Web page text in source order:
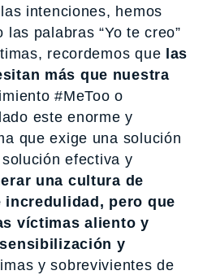
intenciones, hemos
palabras “Yo te creo”
recordemos que las
más que nuestra
#MeToo o
este enorme y
que exige una solución
efectiva y
una cultura de
pero que
víctimas aliento y
y
y sobrevivientes de